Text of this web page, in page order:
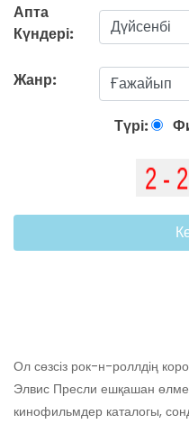
Апта
Күндері:
Жанр:
Түрі:
Ол сөзсіз рок-н-роллдің
Элвис Пресли ешқашан
кинофильмдер каталогы,